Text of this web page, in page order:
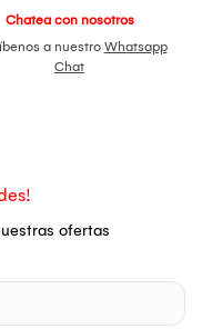
Chatea con nosotros
a nuestro Whatsapp
Chat
ofertas